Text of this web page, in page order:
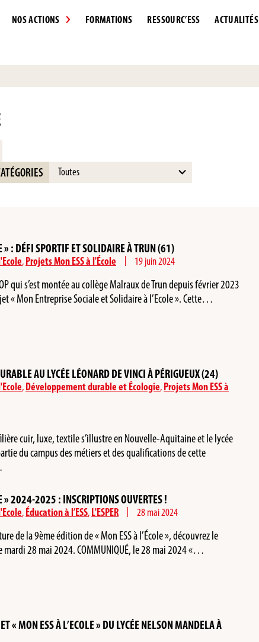
NOS ACTIONS FORMATIONS RESSOURC’ESS ACTUALITÉS
results
» : DÉFI SPORTIF ET SOLIDAIRE À TRUN (61)
,Projets Mon ESS à l'École 19 juin 2024
qui s’est montée au collège Malraux de Trun depuis février 2023
« Mon Entreprise Sociale et Solidaire à l’Ecole ». Cette…
AU LYCÉE LÉONARD DE VINCI À PÉRIGUEUX (24)
,Développement durable et Écologie,Projets Mon ESS à
cuir, luxe, textile s’illustre en Nouvelle-Aquitaine et le lycée
du campus des métiers et des qualifications de cette
» 2024-2025 : INSCRIPTIONS OUVERTES !
,Éducation à l’ESS,L'ESPER 28 mai 2024
de la 9ème édition de « Mon ESS à l’École », découvrez le
28 mai 2024. COMMUNIQUÉ, le 28 mai 2024 «…
« MON ESS À L’ECOLE » DU LYCÉE NELSON MANDELA À